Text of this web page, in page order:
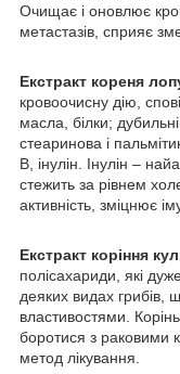
Очищає і оновлює
метастазів, сприяє
Екстракт кореня
кровоочисну дію,
масла, білки;
стеаринова і
В, інулін. Інулін –
стежить за рівнем
активність,
Екстракт коріння
полісахариди, які
деяких видах грибів,
властивостями.
боротися з раковими
метод лікування.